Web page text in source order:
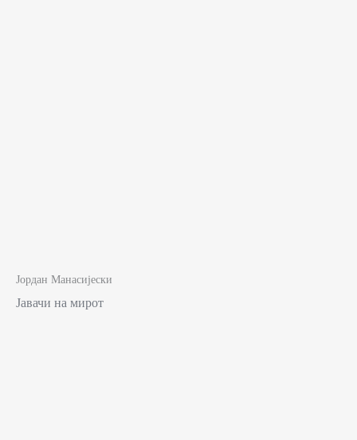
Јордан Манасијески
Јавачи на мирот